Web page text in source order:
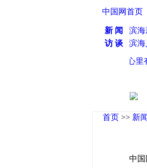
中国网首页
新 闻 滨海
访 谈
滨海
心里有个
首页 >> 新闻
中国